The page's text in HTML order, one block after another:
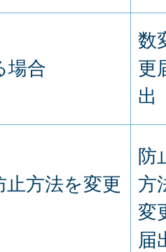
場合
数
更
出
方法を変更
防
方
変
届